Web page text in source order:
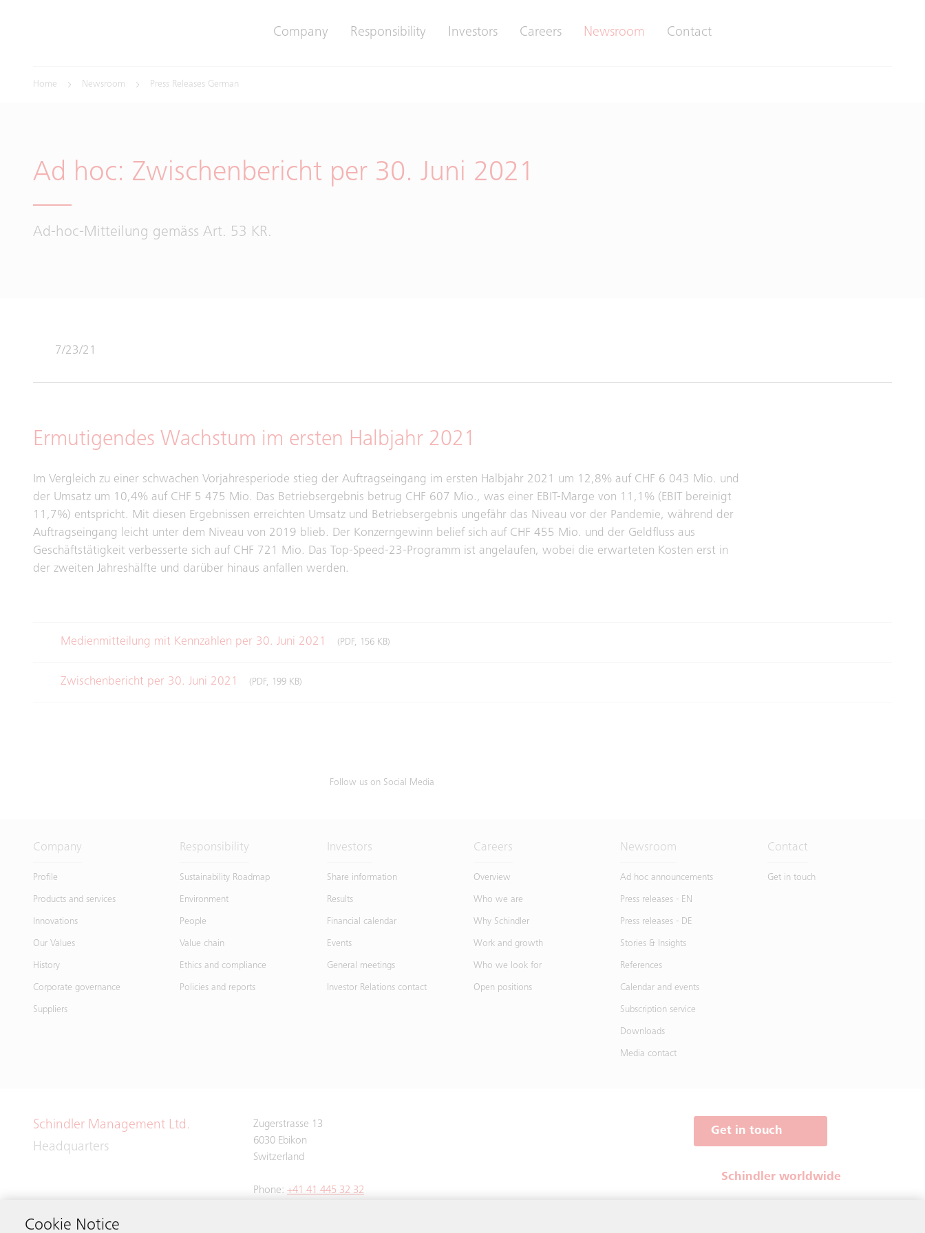
Company Responsibility Investors Careers Newsroom Contact
Home Newsroom Press Releases German
Ad hoc: Zwischenbericht per 30. Juni 2021
Ad-hoc-Mitteilung gemäss Art. 53 KR.
7/23/21
Ermutigendes Wachstum im ersten Halbjahr 2021
Im Vergleich zu einer schwachen Vorjahresperiode stieg der Auftragseingang im ersten Halbjahr 2021 um 12,8% auf CHF 6 043 Mio. und
der Umsatz um 10,4% auf CHF 5 475 Mio. Das Betriebsergebnis betrug CHF 607 Mio., was einer EBIT-Marge von 11,1% (EBIT bereinigt
11,7%) entspricht. Mit diesen Ergebnissen erreichten Umsatz und Betriebsergebnis ungefähr das Niveau vor der Pandemie, während der
Auftragseingang leicht unter dem Niveau von 2019 blieb. Der Konzerngewinn belief sich auf CHF 455 Mio. und der Geldfluss aus
Geschäftstätigkeit verbesserte sich auf CHF 721 Mio. Das Top-Speed-23-Programm ist angelaufen, wobei die erwarteten Kosten erst in
der zweiten Jahreshälfte und darüber hinaus anfallen werden.
Medienmitteilung mit Kennzahlen per 30. Juni 2021 (PDF, 156 KB)
Zwischenbericht per 30. Juni 2021 (PDF, 199 KB)
Follow us on Social Media
Company
Profile
Products and services
Innovations
Our Values
History
Corporate governance
Suppliers
Responsibility
Sustainability Roadmap
Environment
People
Value chain
Ethics and compliance
Policies and reports
Investors
Share information
Results
Financial calendar
Events
General meetings
Investor Relations contact
Careers
Overview
Who we are
Why Schindler
Work and growth
Who we look for
Open positions
Newsroom
Ad hoc announcements
Press releases - EN
Press releases - DE
Stories & Insights
References
Calendar and events
Subscription service
Downloads
Media contact
Contact
Get in touch
Schindler Management Ltd.
Headquarters
Zugerstrasse 13
6030 Ebikon
Switzerland
Phone: +41 41 445 32 32
Get in touch
Schindler worldwide
Cookie Notice